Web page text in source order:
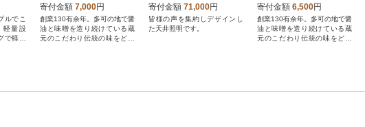
ルでこ
軽量設
軽や
寄付金額 7,000円
創業130有余年。多可の地で醤
油と味噌を造り続けている蔵
元のこだわり伝統の味をどう
色付属 照明器具 北欧
寄付金額 71,000円
皆様の声を集約しデザインし
た天井照明です。
寄付金額 6,500円
創業130有余年。多可の地で醤
油と味噌を造り続けている蔵
元のこだわり伝統の味をどう